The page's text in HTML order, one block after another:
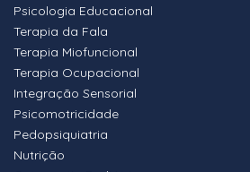
Psicologia Educacional
Terapia da Fala
Terapia Miofuncional
Terapia Ocupacional
Integração Sensorial
Psicomotricidade
Pedopsiquiatria
Nutrição